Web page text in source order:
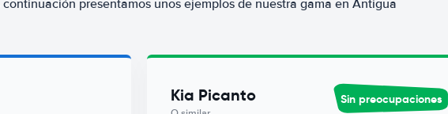
presentamos unos ejemplos de nuestra gama en Antigua
Kia Picanto Sin preocupaciones